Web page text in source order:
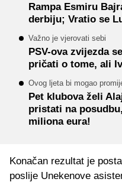
Rampa Esmiru
derbiju; Vratio se
Važno je vjerovati sebi
PSV-ova zvijezda
pričati o tome, ali
Ovog ljeta bi mogao
Pet klubova želi
pristati na
miliona eura!
Konačan rezultat je
poslije Unekenove